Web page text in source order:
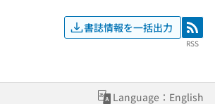
書誌情報を一括出力 RSS
RSS
Language：English